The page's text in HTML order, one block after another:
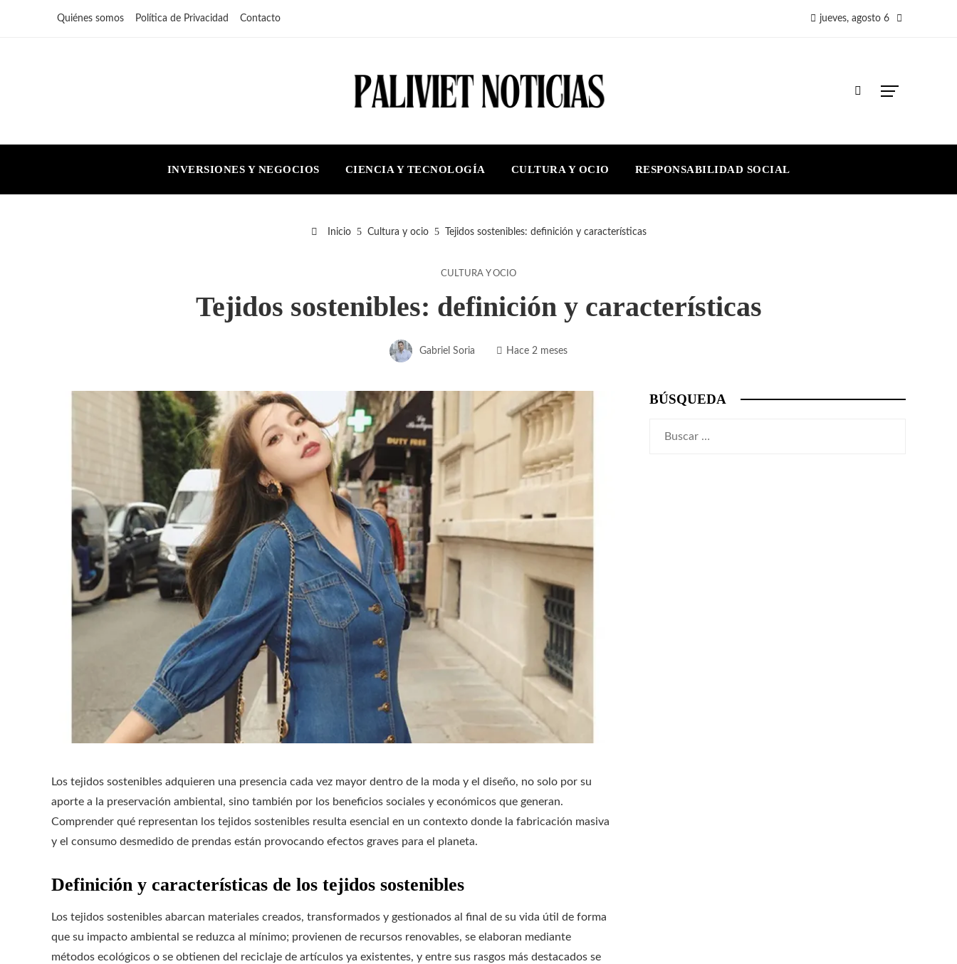
Quiénes somos Política de Privacidad Contacto jueves, agosto 6
INVERSIONES Y NEGOCIOS CIENCIA Y TECNOLOGÍA CULTURA Y OCIO RESPONSABILIDAD SOCIAL
Inicio Cultura y ocio Tejidos sostenibles: definición y características
CULTURA Y OCIO
Tejidos sostenibles: definición y características
Gabriel Soria Hace 2 meses
Los tejidos sostenibles adquieren una presencia cada vez mayor dentro de la moda y el diseño, no solo por su
aporte a la preservación ambiental, sino también por los beneficios sociales y económicos que generan.
Comprender qué representan los tejidos sostenibles resulta esencial en un contexto donde la fabricación masiva
y el consumo desmedido de prendas están provocando efectos graves para el planeta.
Definición y características de los tejidos sostenibles
Los tejidos sostenibles abarcan materiales creados, transformados y gestionados al final de su vida útil de forma
que su impacto ambiental se reduzca al mínimo; provienen de recursos renovables, se elaboran mediante
métodos ecológicos o se obtienen del reciclaje de artículos ya existentes, y entre sus rasgos más destacados se
BÚSQUEDA